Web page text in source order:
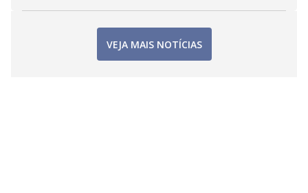
VEJA MAIS NOTÍCIAS